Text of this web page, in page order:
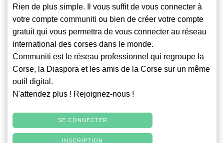
Rien de plus simple. Il vous suffit de vous connecter à
votre compte communiti ou bien de créer votre compte
gratuit qui vous permettra de vous connecter au réseau
international des corses dans le monde.
Communiti est le réseau professionnel qui regroupe la
Corse, la Diaspora et les amis de la Corse sur un même
outil digital.
N'attendez plus ! Rejoignez-nous !
SE CONNECTER
INSCRIPTION